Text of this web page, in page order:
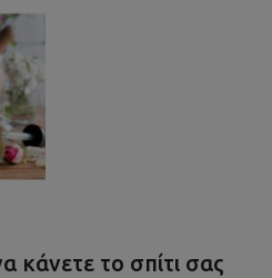
κάνετε το σπίτι σας